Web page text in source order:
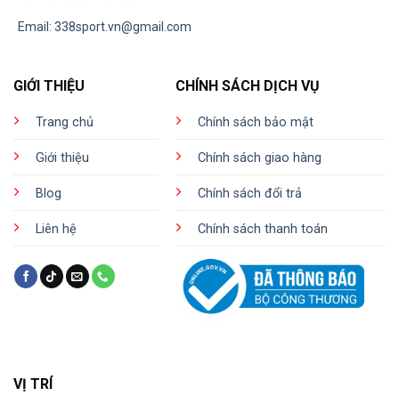
Email: 338sport.vn@gmail.com
GIỚI THIỆU
Trang chủ
Giới thiệu
Blog
Liên hệ
CHÍNH SÁCH DỊCH VỤ
Chính sách bảo mật
Chính sách giao hàng
Chính sách đổi trả
Chính sách thanh toán
VỊ TRÍ